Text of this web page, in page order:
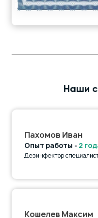
Наши
Пахомов Иван
Опыт работы - 2
Дезинфектор
Кошелев Максим